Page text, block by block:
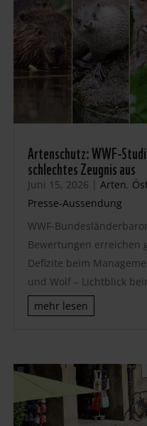
Artenschutz: WWF-
schlechtes Zeugnis aus
Juni 15, 2026 | Arten,
Presse-Aussendung
WWF-
Bewertungen erreichen
Defizite beim
und Wolf – Lichtblick
mehr lesen